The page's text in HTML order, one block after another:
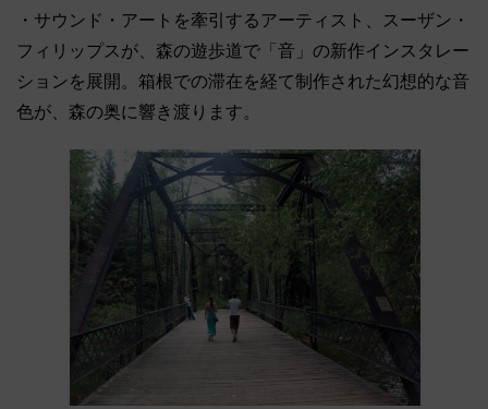
・サウンド・アートを牽引するアーティスト、スーザン・
フィリップスが、森の遊歩道で「音」の新作インスタレー
ションを展開。箱根での滞在を経て制作された幻想的な音
色が、森の奥に響き渡ります。